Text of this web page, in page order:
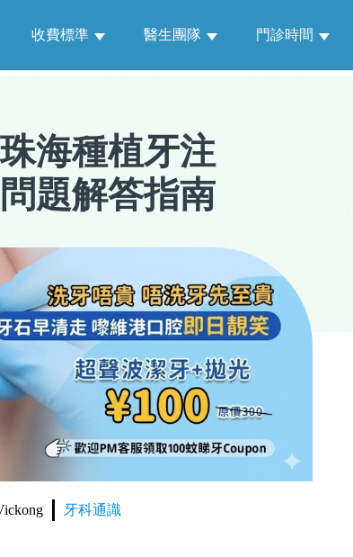
收費標準 醫生團隊 門診時間
珠海種植牙注
題解答指南
牙科通識